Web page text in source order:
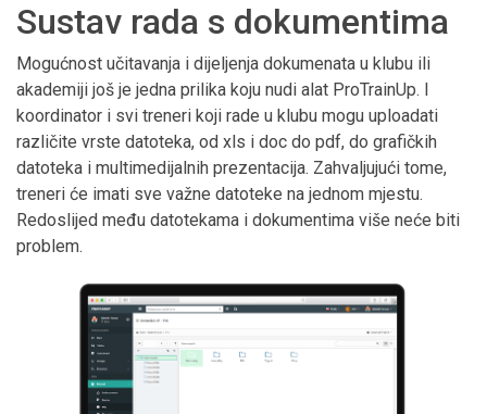
Sustav rada s dokumentima
Mogućnost učitavanja i dijeljenja dokumenata u klubu ili
akademiji još je jedna prilika koju nudi alat ProTrainUp. I
koordinator i svi treneri koji rade u klubu mogu uploadati
različite vrste datoteka, od xls i doc do pdf, do grafičkih
datoteka i multimedijalnih prezentacija. Zahvaljujući tome,
treneri će imati sve važne datoteke na jednom mjestu.
Redoslijed među datotekama i dokumentima više neće biti
problem.